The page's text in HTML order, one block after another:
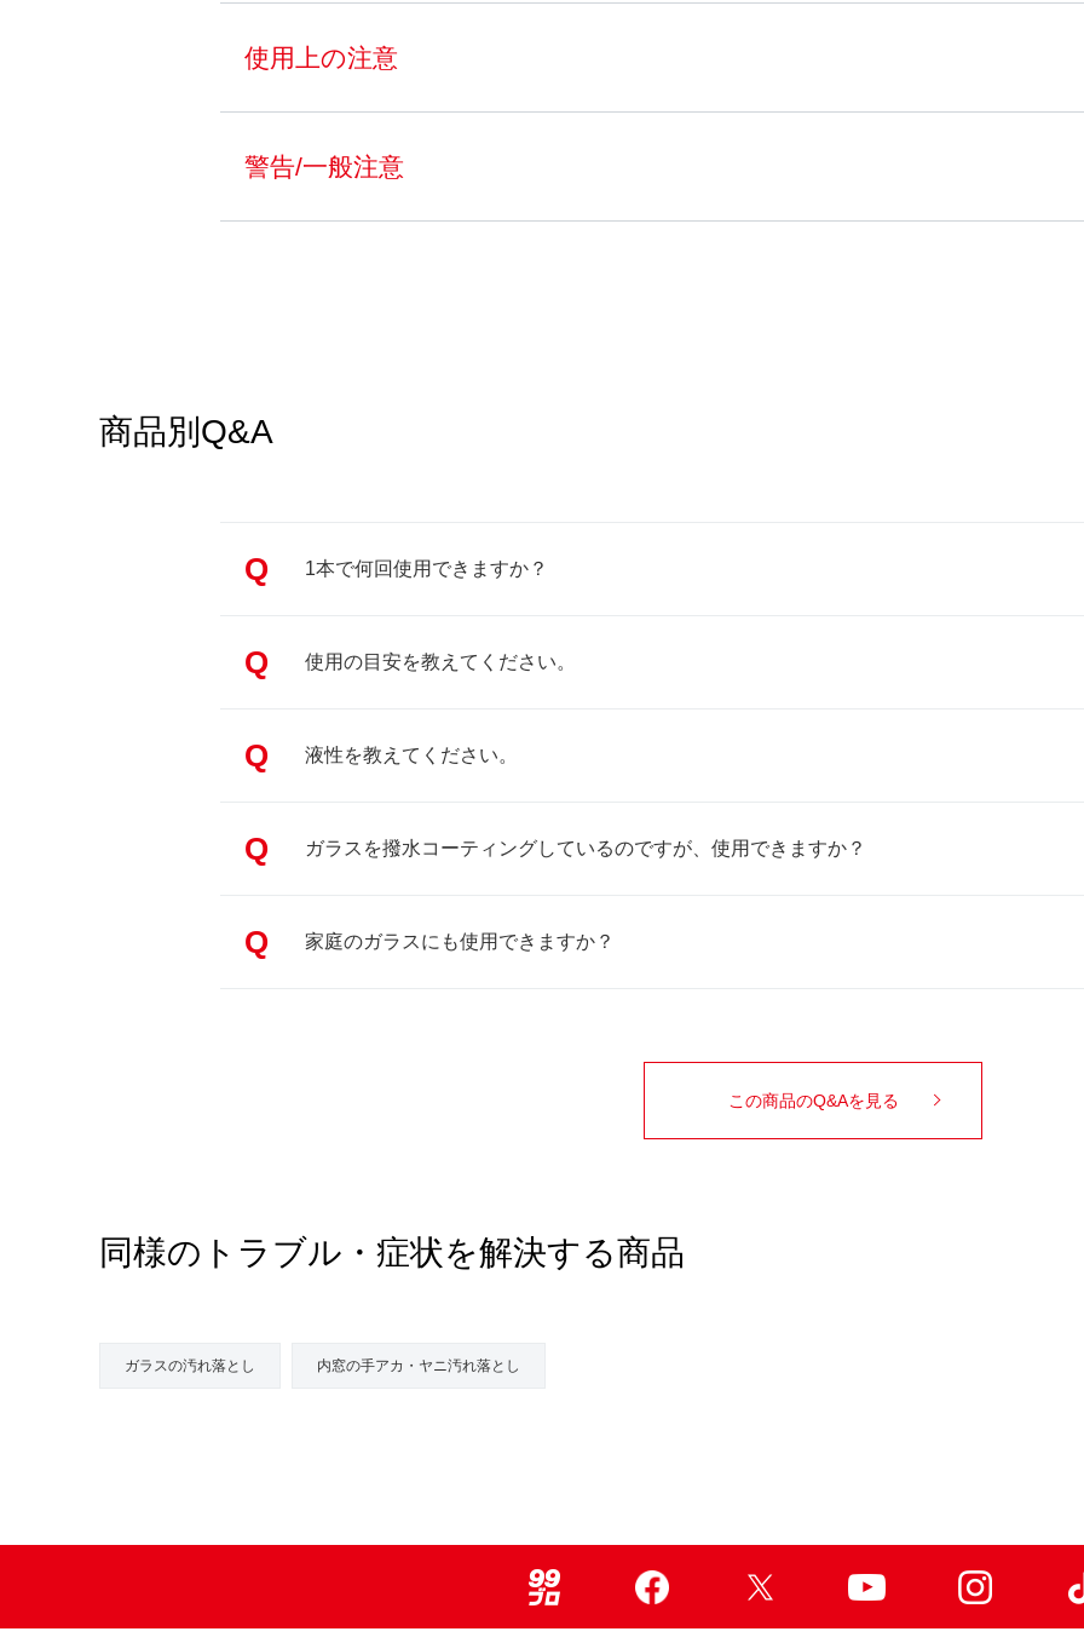
使用上の注意
警告/一般注意
商品別Q&A
Q 1本で何回使用できますか？
Q 使用の目安を教えてください。
Q 液性を教えてください。
Q ガラスを撥水コーティングしているのですが、使用できますか？
Q 家庭のガラスにも使用できますか？
この商品のQ&Aを見る
同様のトラブル・症状を解決する商品
ガラスの汚れ落とし 内窓の手アカ・ヤニ汚れ落とし